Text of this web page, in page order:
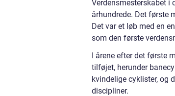
Verdensmesterskabet i
århundrede. Det første
Det var et løb med en
som den første
I årene efter det første
tilføjet, herunder
kvindelige cyklister, og
discipliner.